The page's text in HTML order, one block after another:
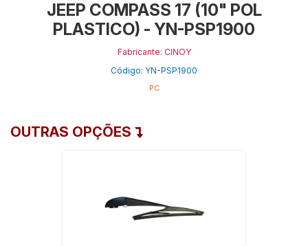
JEEP COMPASS 17 (10" POL
PLASTICO) - YN-PSP1900
Fabricante: CINOY
Código: YN-PSP1900
PC
OUTRAS OPÇÕES